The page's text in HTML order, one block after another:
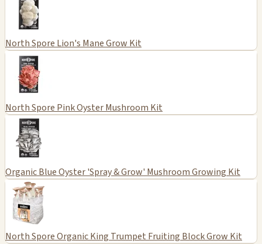
North Spore Lion's Mane Grow Kit
North Spore Pink Oyster Mushroom Kit
Organic Blue Oyster 'Spray & Grow' Mushroom Growing Kit
North Spore Organic King Trumpet Fruiting Block Grow Kit